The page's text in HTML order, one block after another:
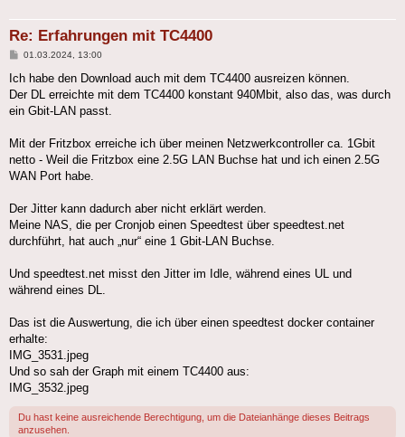
Re: Erfahrungen mit TC4400
Beitrag
01.03.2024, 13:00
Ich habe den Download auch mit dem TC4400 ausreizen können.
Der DL erreichte mit dem TC4400 konstant 940Mbit, also das, was durch
ein Gbit-LAN passt.
Mit der Fritzbox erreiche ich über meinen Netzwerkcontroller ca. 1Gbit
netto - Weil die Fritzbox eine 2.5G LAN Buchse hat und ich einen 2.5G
WAN Port habe.
Der Jitter kann dadurch aber nicht erklärt werden.
Meine NAS, die per Cronjob einen Speedtest über speedtest.net
durchführt, hat auch „nur“ eine 1 Gbit-LAN Buchse.
Und speedtest.net misst den Jitter im Idle, während eines UL und
während eines DL.
Das ist die Auswertung, die ich über einen speedtest docker container
erhalte:
IMG_3531.jpeg
Und so sah der Graph mit einem TC4400 aus:
IMG_3532.jpeg
Du hast keine ausreichende Berechtigung, um die Dateianhänge dieses Beitrags
anzusehen.